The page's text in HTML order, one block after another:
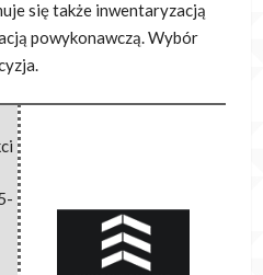
się także inwentaryzacją
powykonawczą. Wybór